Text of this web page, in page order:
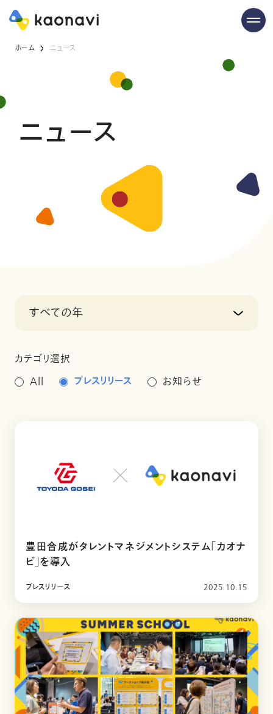
ホーム ニュース
ニュース
すべての年
カテゴリ選択
All
プレスリリース お知らせ
豊田合成がタレントマネジメントシステム「カオナ
ビ」を導入
プレスリリース 2025.10.15